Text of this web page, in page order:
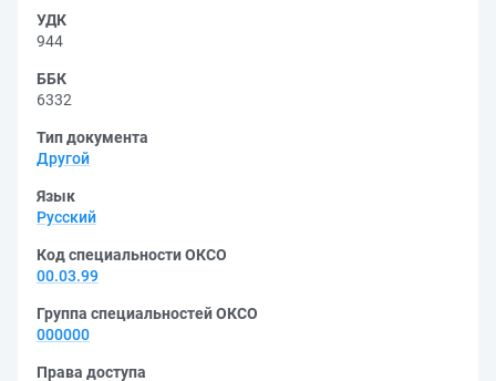
УДК
944
ББК
6332
Тип документа
Другой
Язык
Русский
Код специальности ОКСО
00.03.99
Группа специальностей ОКСО
000000
Права доступа